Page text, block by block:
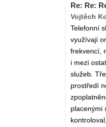
Re: Re:
Vojtěch
Telefonní
využívají
frekvencí,
i mezi
služeb.
prostředí
placenými